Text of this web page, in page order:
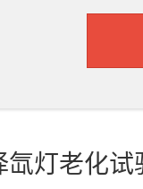
灯老化试